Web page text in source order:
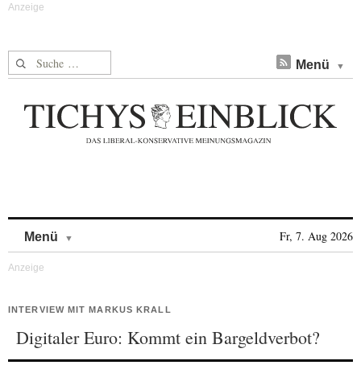
Suche nach: Menü
Menü Fr, 7. Aug 2026
INTERVIEW MIT MARKUS KRALL
Digitaler Euro: Kommt ein Bargeldverbot?